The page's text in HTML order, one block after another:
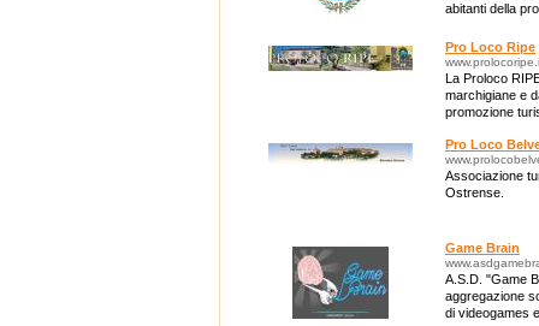
abitanti della
Pro Loco Ripe
La Proloco
marchigiane e
promozione
Pro Loco
Associazione
Ostrense.
Game Brain
A.S.D. "Game
aggregazione
di videogames